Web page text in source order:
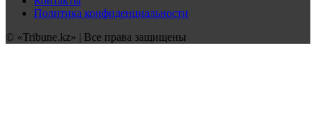
Политика конфиденциальности
© «Tribune.kz» | Все права защищены